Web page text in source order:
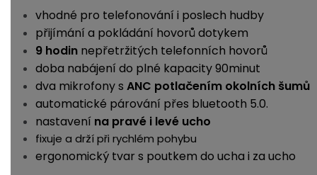
vhodné pro telefonování i poslech hudby
přijímání a pokládání hovorů dotykem
9 hodin nepřetržitých telefonních hovorů
doba nabájení do plné kapacity 90minut
dva mikrofony s ANC potlačením okolních šumů
automatické párování přes bluetooth 5.0.
nastavení na pravé i levé ucho
fixuje a drží při rychlém pohybu
ergonomický tvar s poutkem do ucha i za ucho